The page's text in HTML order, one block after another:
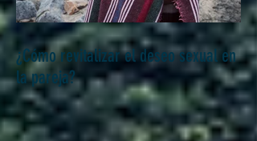
¿Cómo revitalizar el deseo sexual en
la pareja?